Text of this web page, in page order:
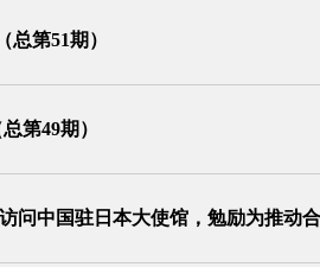
总第51期）
第49期）
问中国驻日本大使馆，勉励为推动